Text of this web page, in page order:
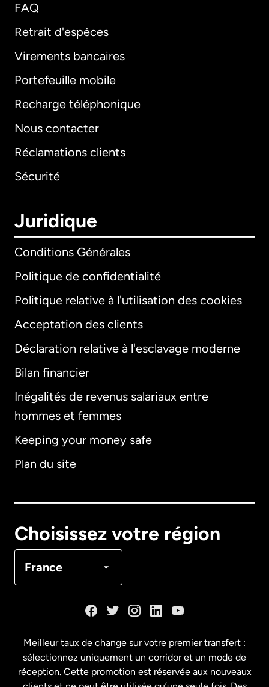
FAQ
Retrait d'espèces
Virements bancaires
Portefeuille mobile
Recharge téléphonique
Nous contacter
Réclamations clients
Sécurité
Juridique
Conditions Générales
Politique de confidentialité
Politique relative à l'utilisation des cookies
Acceptation des clients
Déclaration relative à l'esclavage moderne
Bilan financier
Inégalités de revenus salariaux entre
hommes et femmes
Keeping your money safe
Plan du site
Choisissez votre région
France
International
Allemagne
Français
États-Unis English
Meilleur taux de change sur votre premier transfert :
sélectionnez uniquement un corridor et un mode de
réception. Cette promotion est réservée aux nouveaux